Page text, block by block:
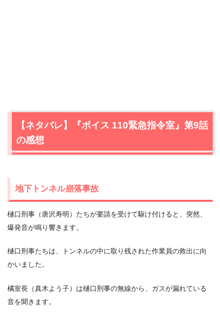
【ネタバレ】『ボイス 110緊急指令室』第9話
の感想
地下トンネル崩落事故
樋口刑事（唐沢寿明）たちが要請を受けて駆け付けると、突然、
爆発音が鳴り響きます。
樋口刑事たちは、トンネルの中に取り残された作業員の救出に向
かいました。
橘室長（真木よう子）は樋口刑事の無線から、ガスが漏れている
音を聞きます。